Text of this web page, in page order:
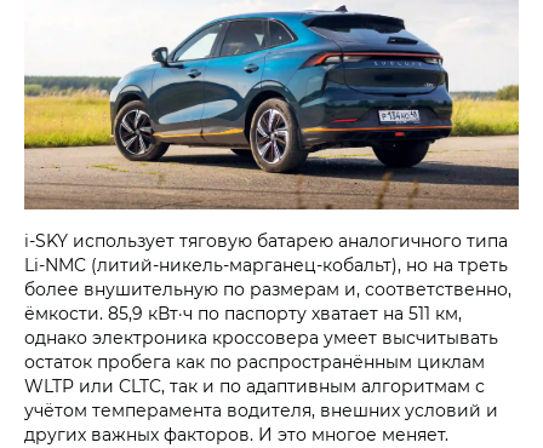
i‑SKY использует тяговую батарею аналогичного типа
Li-NMC (литий-никель-марганец-кобальт), но на треть
более внушительную по размерам и, соответственно,
ёмкости. 85,9 кВт·ч по паспорту хватает на 511 км,
однако электроника кроссовера умеет высчитывать
остаток пробега как по распространённым циклам
WLTP или CLTC, так и по адаптивным алгоритмам с
учётом темперамента водителя, внешних условий и
других важных факторов. И это многое меняет.